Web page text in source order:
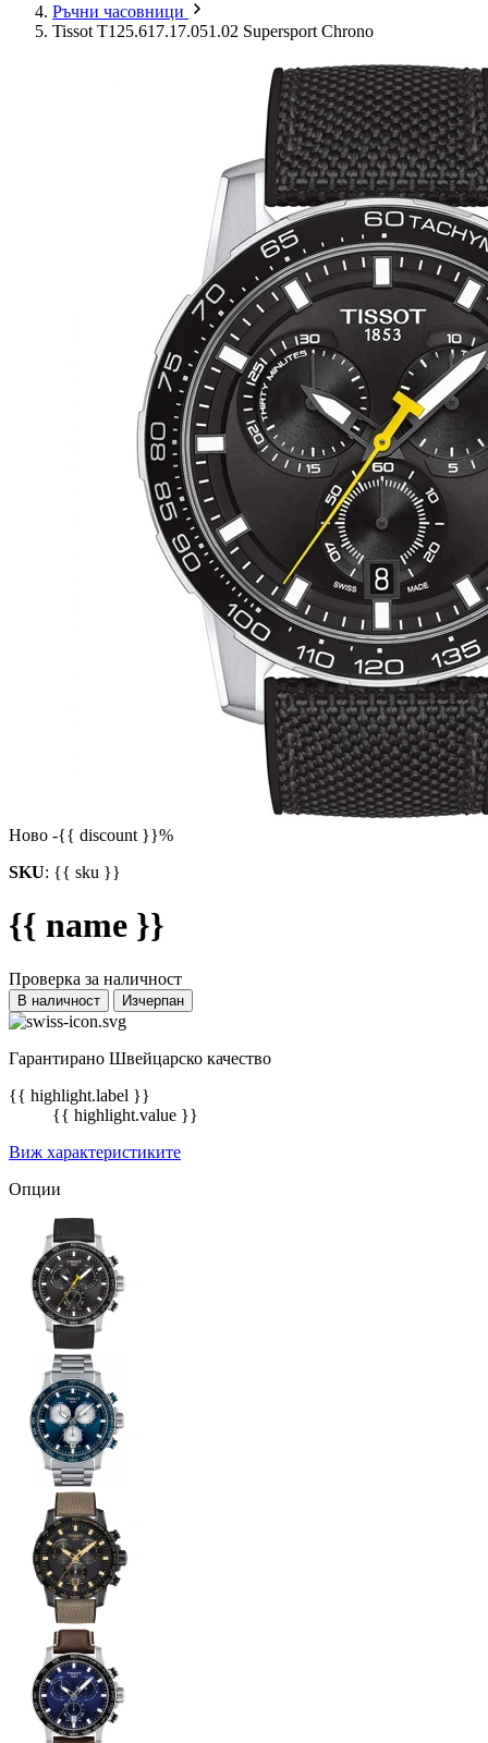
Ръчни часовници
Tissot T125.617.17.051.02 Supersport Chrono
Ново -{{ discount }}%
SKU: {{ sku }}
{{ name }}
Проверка за наличност
В наличност Изчерпан
Гарантирано Швейцарско качество
{{ highlight.label }}
{{ highlight.value }}
Виж характеристиките
Опции